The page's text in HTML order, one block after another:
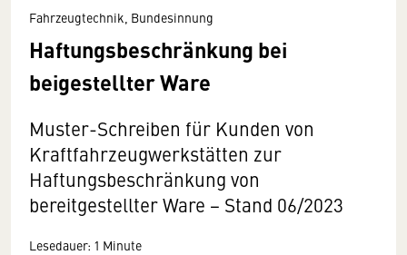
Fahrzeugtechnik, Bundesinnung
Haftungsbeschränkung bei
beigestellter Ware
Muster-Schreiben für Kunden von
Kraftfahrzeugwerkstätten zur
Haftungsbeschränkung von
bereitgestellter Ware − Stand 06/2023
Lesedauer: 1 Minute